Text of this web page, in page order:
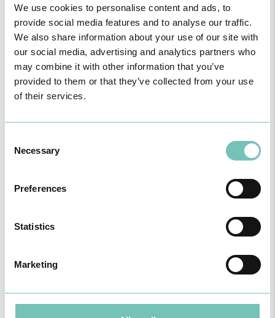
We use cookies to personalise content and ads, to
provide social media features and to analyse our traffic.
We also share information about your use of our site with
our social media, advertising and analytics partners who
may combine it with other information that you’ve
provided to them or that they’ve collected from your use
of their services.
Selection
Necessary
Preferences
Statistics
Marketing
Realizou-se no Hospital CUF Faro a primeira Cirurgia de Estrabismo
Pediátrico n…